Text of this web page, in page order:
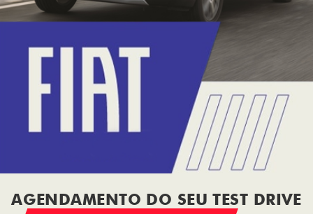
AGENDAMENTO DO SEU TEST DRIVE